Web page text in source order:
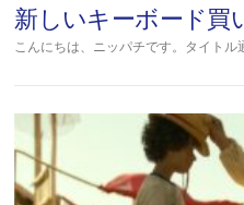
新しいキーボード買
こんにちは、ニッパチです。タイト